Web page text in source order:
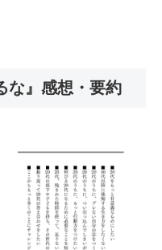
な』感想・要約